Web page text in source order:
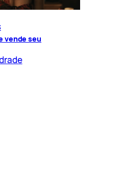
vende seu